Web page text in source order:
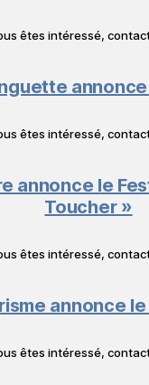
êtes intéressé,
êtes intéressé,
annonce le
Toucher »
êtes intéressé,
annonce
êtes intéressé,